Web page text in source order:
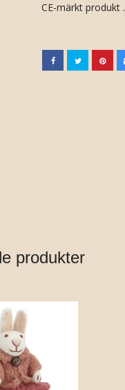
CE-märkt produkt .
produkter